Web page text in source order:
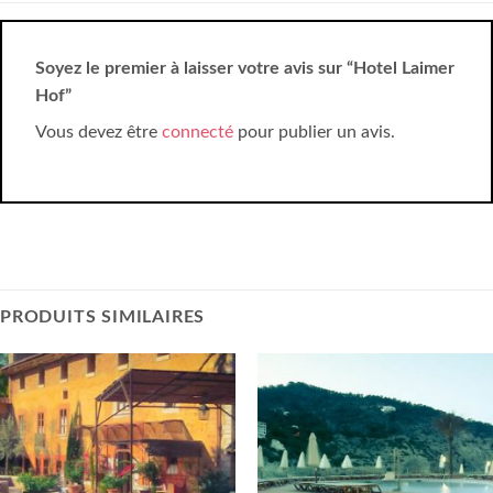
Soyez le premier à laisser votre avis sur “Hotel Laimer
Hof”
Vous devez être connecté pour publier un avis.
PRODUITS SIMILAIRES